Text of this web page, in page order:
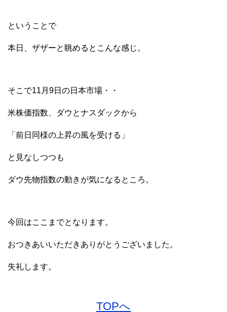
ということで
本日、ザザーと眺めるとこんな感じ。
そこで11月9日の日本市場・・
米株価指数、ダウとナスダックから
「前日同様の上昇の風を受ける」
と見なしつつも
ダウ先物指数の動きが気になるところ。
今回はここまでとなります。
おつきあいいただきありがとうございました。
失礼します。
TOPへ